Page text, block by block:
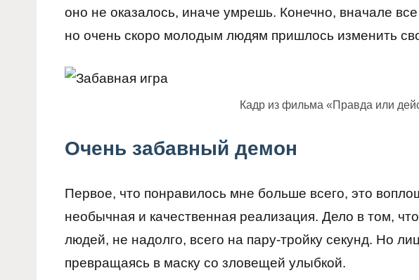
оно не оказалось, иначе умрешь. Конечно, вначале
но очень скоро молодым людям пришлось изменить
Кадр из фильма «Правда или
Очень забавный демон
Первое, что понравилось мне больше всего, это
необычная и качественная реализация. Дело в том,
людей, не надолго, всего на пару-тройку секунд. Но
превращаясь в маску со зловещей улыбкой.